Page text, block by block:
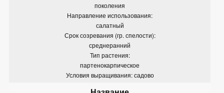
поколения
Направление использования:
салатный
Срок созревания (гр. спелости):
среднеранний
Тип растения:
партенокарпическое
Условия выращивания: садово